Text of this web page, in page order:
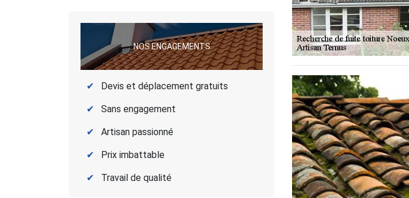
NOS ENGAGEMENTS
Devis et déplacement gratuits
Sans engagement
Artisan passionné
Prix imbattable
Travail de qualité